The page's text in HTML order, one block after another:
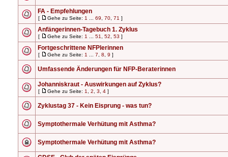
FA - Empfehlungen
[ Gehe zu Seite: 1 69 70 71 ]
Anfängerinnen-Tagebuch 1. Zyklus
[ Gehe zu Seite: 1 51 52 53 ]
Fortgeschrittene NFPlerinnen
[ Gehe zu Seite: 1 7 8 9 ]
Umfassende Änderungen für NFP-Beraterinnen
Johanniskraut - Auswirkungen auf Zyklus?
[ Gehe zu Seite: 1 2 3 4 ]
Zyklustag 37 - Kein Eisprung - was tun?
Symptothermale Verhütung mit Asthma?
Symptothermale Verhütung mit Asthma?